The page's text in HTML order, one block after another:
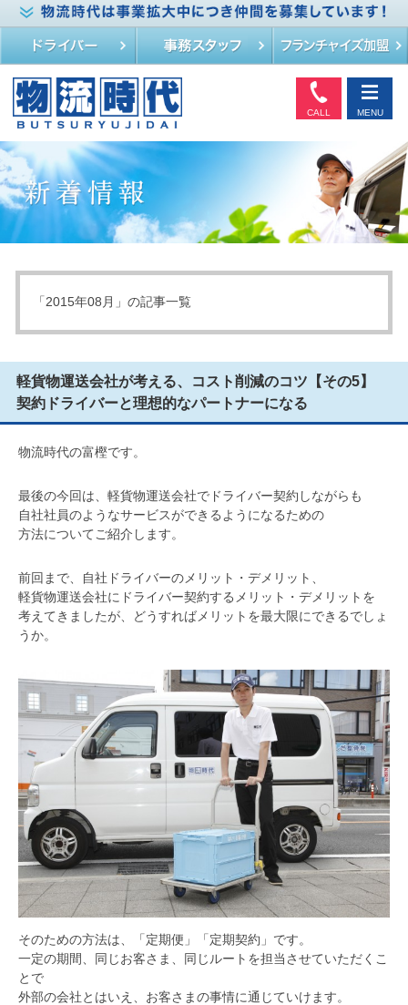
CALL MENU
「2015年08月」の記事一覧
軽貨物運送会社が考える、コスト削減のコツ【その5】
契約ドライバーと理想的なパートナーになる
物流時代の富樫です。
最後の今回は、軽貨物運送会社でドライバー契約しながらも
自社社員のようなサービスができるようになるための
方法についてご紹介します。
前回まで、自社ドライバーのメリット・デメリット、
軽貨物運送会社にドライバー契約するメリット・デメリットを
考えてきましたが、どうすればメリットを最大限にできるでしょ
うか。
そのための方法は、「定期便」「定期契約」です。
一定の期間、同じお客さま、同じルートを担当させていただくこ
とで
外部の会社とはいえ、お客さまの事情に通じていけます。